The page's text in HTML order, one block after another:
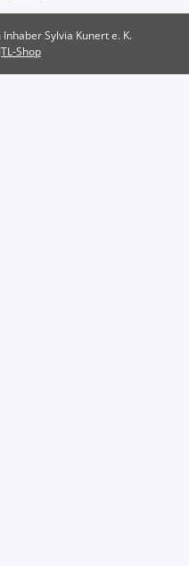
Sylvia Kunert e. K.
JTL-Shop